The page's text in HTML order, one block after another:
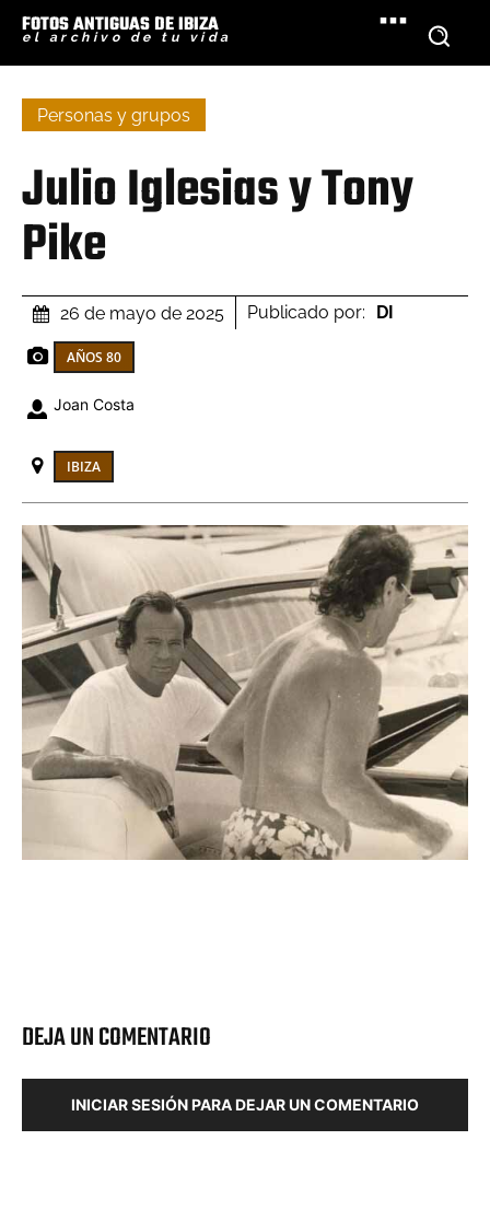
FOTOS ANTIGUAS DE IBIZA
el archivo de tu vida
Personas y grupos
Julio Iglesias y Tony
Pike
26 de mayo de 2025 Publicado por: DI
AÑOS 80
Joan Costa
IBIZA
DEJA UN COMENTARIO
INICIAR SESIÓN PARA DEJAR UN COMENTARIO